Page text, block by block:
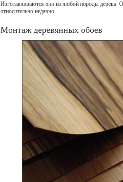
Изготавливаются они из любой породы дерева.
относительно недавно.
Монтаж деревянных обоев